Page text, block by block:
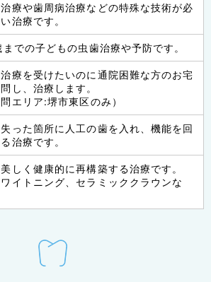
療や歯周病治療などの特殊な技術が必
治療です。
での子どもの虫歯治療や予防です。
療を受けたいのに通院困難な方のお宅
し、治療します。
問エリア:堺市東区のみ）
った箇所に人工の歯を入れ、機能を回
治療です。
しく健康的に再構築する治療です。
ワイトニング、セラミッククラウンな